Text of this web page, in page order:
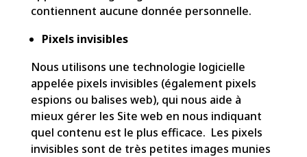
contiennent aucune donnée personnelle.
Pixels invisibles
Nous utilisons une technologie logicielle
appelée pixels invisibles (également pixels
espions ou balises web), qui nous aide à
mieux gérer les Site web en nous indiquant
quel contenu est le plus efficace. Les pixels
invisibles sont de très petites images munies